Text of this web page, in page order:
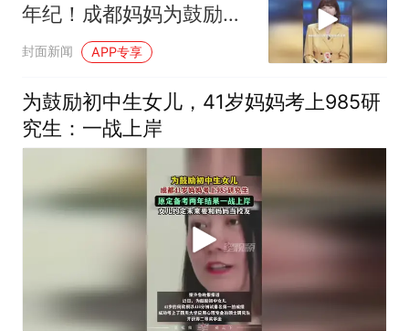
年纪！成都妈妈为鼓励初
中女儿，考研上岸985，
和女儿相约成为川大校友
封面新闻 APP专享
为鼓励初中生女儿，41岁妈妈考上985研
究生：一战上岸